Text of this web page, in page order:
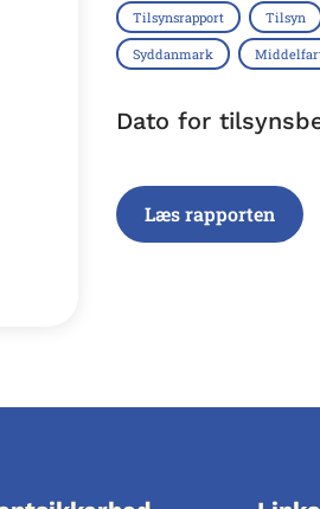
Tilsynsrapport Tilsyn
Syddanmark
Dato for
Læs rapporten